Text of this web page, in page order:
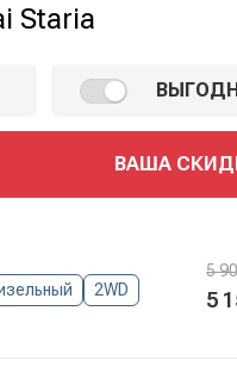
Staria
ВАША
2WD
5
5